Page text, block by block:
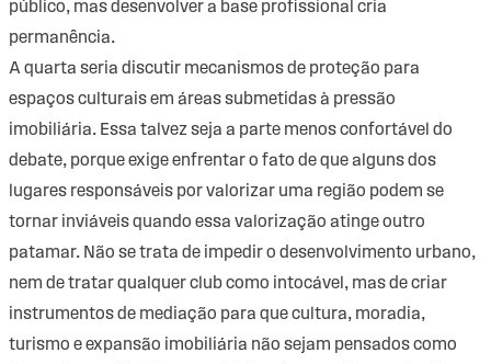
público, mas desenvolver a base profissional cria
permanência.
A quarta seria discutir mecanismos de proteção para
espaços culturais em áreas submetidas à pressão
imobiliária. Essa talvez seja a parte menos confortável do
debate, porque exige enfrentar o fato de que alguns dos
lugares responsáveis por valorizar uma região podem se
tornar inviáveis quando essa valorização atinge outro
patamar. Não se trata de impedir o desenvolvimento urbano,
nem de tratar qualquer club como intocável, mas de criar
instrumentos de mediação para que cultura, moradia,
turismo e expansão imobiliária não sejam pensados como